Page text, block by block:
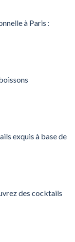
à Paris :
exquis à base de
des cocktails